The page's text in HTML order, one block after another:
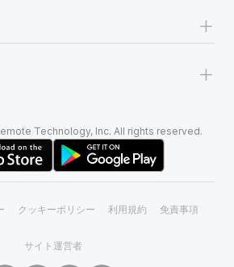
+
+
Technology, Inc. All rights reserved.
クッキーポリシー 利用規約 免責事項
サイト運営者